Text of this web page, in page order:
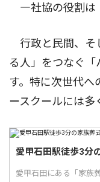
―社協の役割は
行政と民間、そ
る人」をつなぐ「
す。特に次世代
ースクールには多
愛甲石田駅徒歩3分
愛甲石田にある「家族